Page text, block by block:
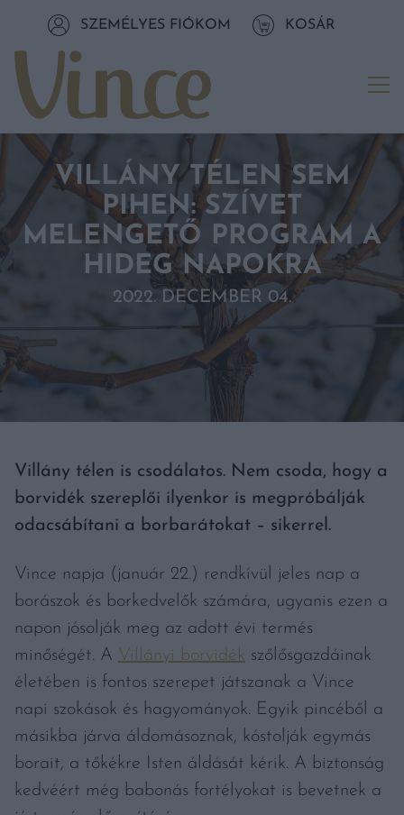
Tovább a tartalomhozSZEMÉLYES FIÓKOM KOSÁR
VILLÁNY TÉLEN SEM
PIHEN: SZÍVET
MELENGETŐ PROGRAM A
HIDEG NAPOKRA
2022. DECEMBER 04.
Villány télen is csodálatos. Nem csoda, hogy a
borvidék szereplői ilyenkor is megpróbálják
odacsábítani a borbarátokat – sikerrel.
Vince napja (január 22.) rendkívül jeles nap a
borászok és borkedvelők számára, ugyanis ezen a
napon jósolják meg az adott évi termés
minőségét. A Villányi borvidék szőlősgazdáinak
életében is fontos szerepet játszanak a Vince
napi szokások és hagyományok. Egyik pincéből a
másikba járva áldomásoznak, kóstolják egymás
borait, a tőkékre Isten áldását kérik. A biztonság
kedvéért még babonás fortélyokat is bevetnek a